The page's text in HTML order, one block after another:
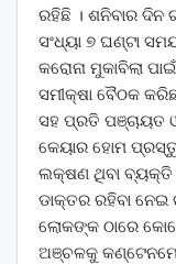
ରହିଛି । ଶନିବାର ଦିନ
ସଂଧ୍ୟା ୭ ଘଣ୍ଟା
କରୋନା ମୁକାବିଲା
ସମୀକ୍ଷା ବୈଠକ
ସହ ପ୍ରତି ପଞ୍ଚାୟତ
କେୟାର ହୋମ
ଲକ୍ଷଣ ଥିବା ବ୍ୟକ୍ତି
ଡାକ୍ତର ରହିବା
ଲୋକଙ୍କ ଠାରେ
ଅଞ୍ଚଳକୁ